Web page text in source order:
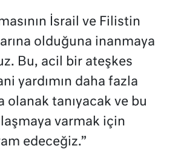
İsrail ve Filistin
olduğuna inanmaya
Bu, acil bir ateşkes
yardımın daha fazla
olanak tanıyacak ve bu
varmak için
edeceğiz.”